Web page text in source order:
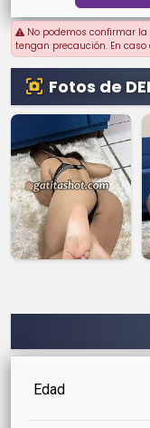
No podemos confirmar
tengan precaución. En
Fotos de
Edad